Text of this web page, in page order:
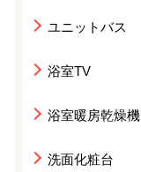
ユニットバス
浴室TV
浴室暖房乾燥機
洗面化粧台